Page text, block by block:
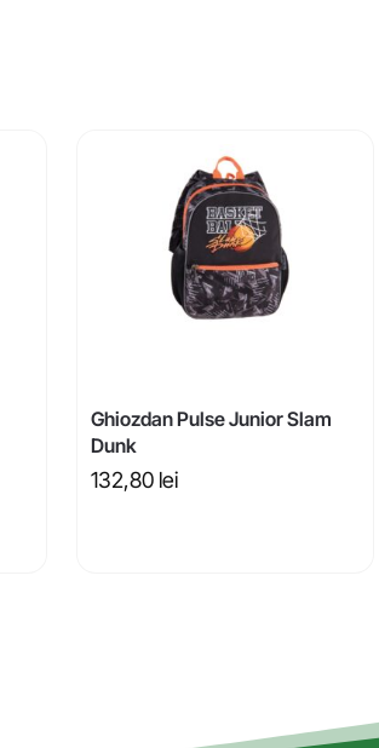
Ghiozdan Pulse Junior Slam
Dunk
132,80 lei